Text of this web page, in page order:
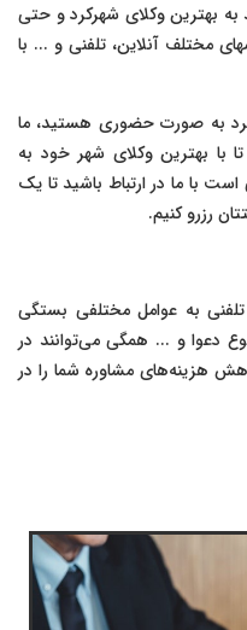
به بهترین وکلای شهرکرد و حتی
مختلف آنلاین، تلفنی و ... با
به صورت حضوری هستید، ما
با بهترین وکلای شهر خود به
با ما در ارتباط باشید تا یک
رزرو کنیم.
به عوامل مختلفی بستگی
دعوا و ... همگی می‌توانند در
هزینه‌های مشاوره شما را در